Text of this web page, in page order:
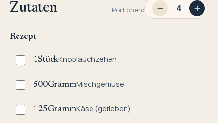
Zutaten Portionen:
Rezept
1StückKnoblauchzehen
500GrammMischgemüse
125GrammKäse (gerieben)